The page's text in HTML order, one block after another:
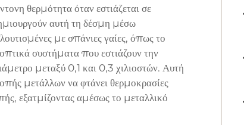
θερμότητα όταν εστιάζεται σε
αυτή τη δέσμη μέσω
με σπάνιες γαίες, όπως το
συστήματα που εστιάζουν την
μεταξύ 0,1 και 0,3 χιλιοστών. Αυτή
μετάλλων να φτάνει θερμοκρασίες
εξατμίζοντας αμέσως το μεταλλικό